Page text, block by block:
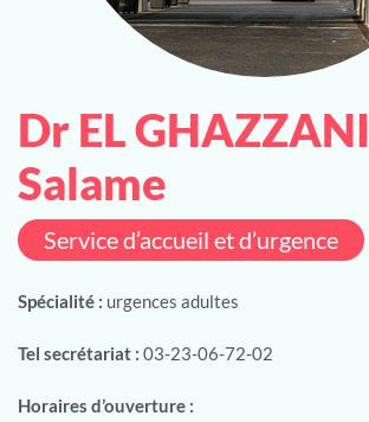
Dr EL GHAZZANI
Salame
Service d’accueil et d’urgence
Spécialité : urgences adultes
Tel secrétariat : 03-23-06-72-02
Horaires d’ouverture :